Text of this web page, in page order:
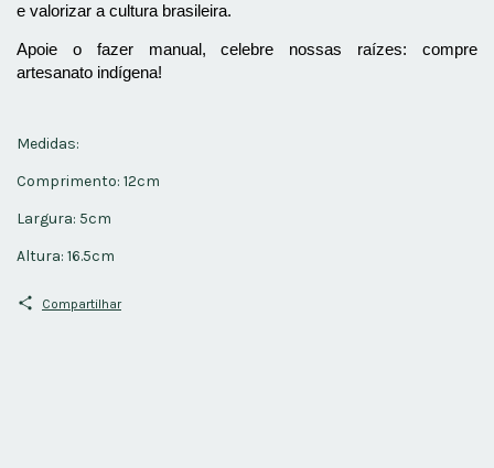
e valorizar a cultura brasileira.
Apoie o fazer manual, celebre nossas raízes: compre
artesanato indígena!
Medidas:
Comprimento: 12cm
Largura: 5cm
Altura: 16.5cm
Compartilhar